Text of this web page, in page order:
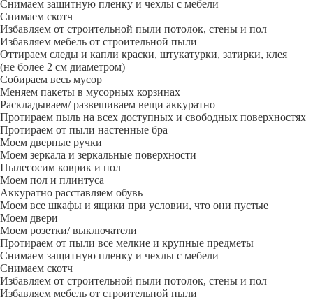
Снимаем защитную пленку и чехлы с мебели
Снимаем скотч
Избавляем от строительной пыли потолок, стены и пол
Избавляем мебель от строительной пыли
Оттираем следы и капли краски, штукатурки, затирки, клея
(не более 2 см диаметром)
Собираем весь мусор
Меняем пакеты в мусорных корзинах
Раскладываем/ развешиваем вещи аккуратно
Протираем пыль на всех доступных и свободных поверхностях
Протираем от пыли настенные бра
Моем дверные ручки
Моем зеркала и зеркальные поверхности
Пылесосим коврик и пол
Моем пол и плинтуса
Аккуратно расставляем обувь
Моем все шкафы и ящики при условии, что они пустые
Моем двери
Моем розетки/ выключатели
Протираем от пыли все мелкие и крупные предметы
Снимаем защитную пленку и чехлы с мебели
Снимаем скотч
Избавляем от строительной пыли потолок, стены и пол
Избавляем мебель от строительной пыли